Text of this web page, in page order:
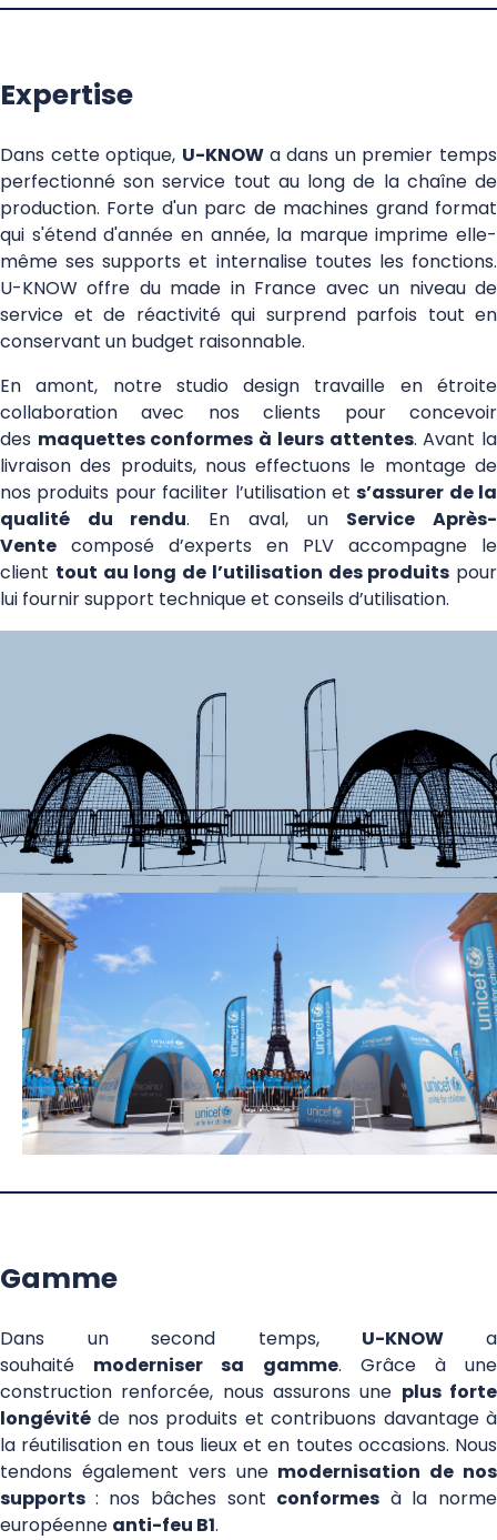
Expertise
Dans cette optique, U-KNOW a dans un premier temps
perfectionné son service tout au long de la chaîne de
production. Forte d'un parc de machines grand format
qui s'étend d'année en année, la marque imprime elle-
même ses supports et internalise toutes les fonctions.
U-KNOW offre du made in France avec un niveau de
service et de réactivité qui surprend parfois tout en
conservant un budget raisonnable.
En amont, notre studio design travaille en étroite
collaboration avec nos clients pour concevoir
des maquettes conformes à leurs attentes. Avant la
livraison des produits, nous effectuons le montage de
nos produits pour faciliter l’utilisation ets’assurer de la
qualité du rendu. En aval, un Service Après-
Vente composé d’experts en PLV accompagne le
client tout au long de l’utilisation des produits pour
lui fournir support technique et conseils d’utilisation.
Gamme
Dans un second temps, U-KNOWa
souhaité moderniser sa gamme. Grâce à une
construction renforcée, nous assurons une plus forte
longévité de nos produits et contribuons davantage à
la réutilisation en tous lieux et en toutes occasions. Nous
tendons également vers une modernisation de nos
supports : nos bâches sont conformes à la norme
européenne anti-feu B1.